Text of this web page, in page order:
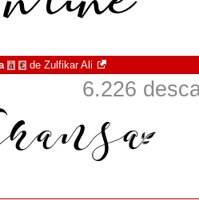
à € de Zulfikar Ali
6.226